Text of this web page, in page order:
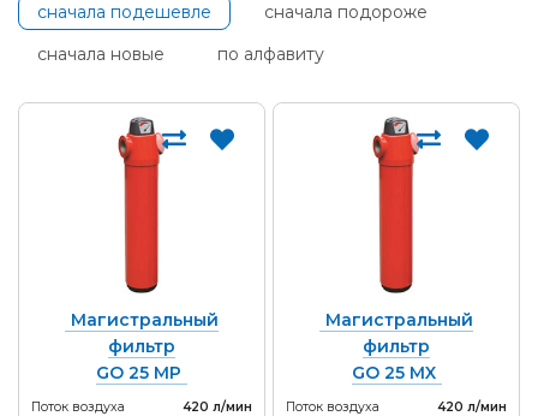
сначала подешевле
сначала подороже
сначала новые
по алфавиту
Магистральный
фильтр
GO 25 MP
Поток воздуха
420 л/мин
Магистральный
фильтр
GO 25 MX
Поток воздуха
420 л/мин